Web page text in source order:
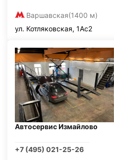
Варшавская(1400 м)
ул. Котляковская, 1Ас2
Автосервис Измайлово
+7 (495) 021-25-26